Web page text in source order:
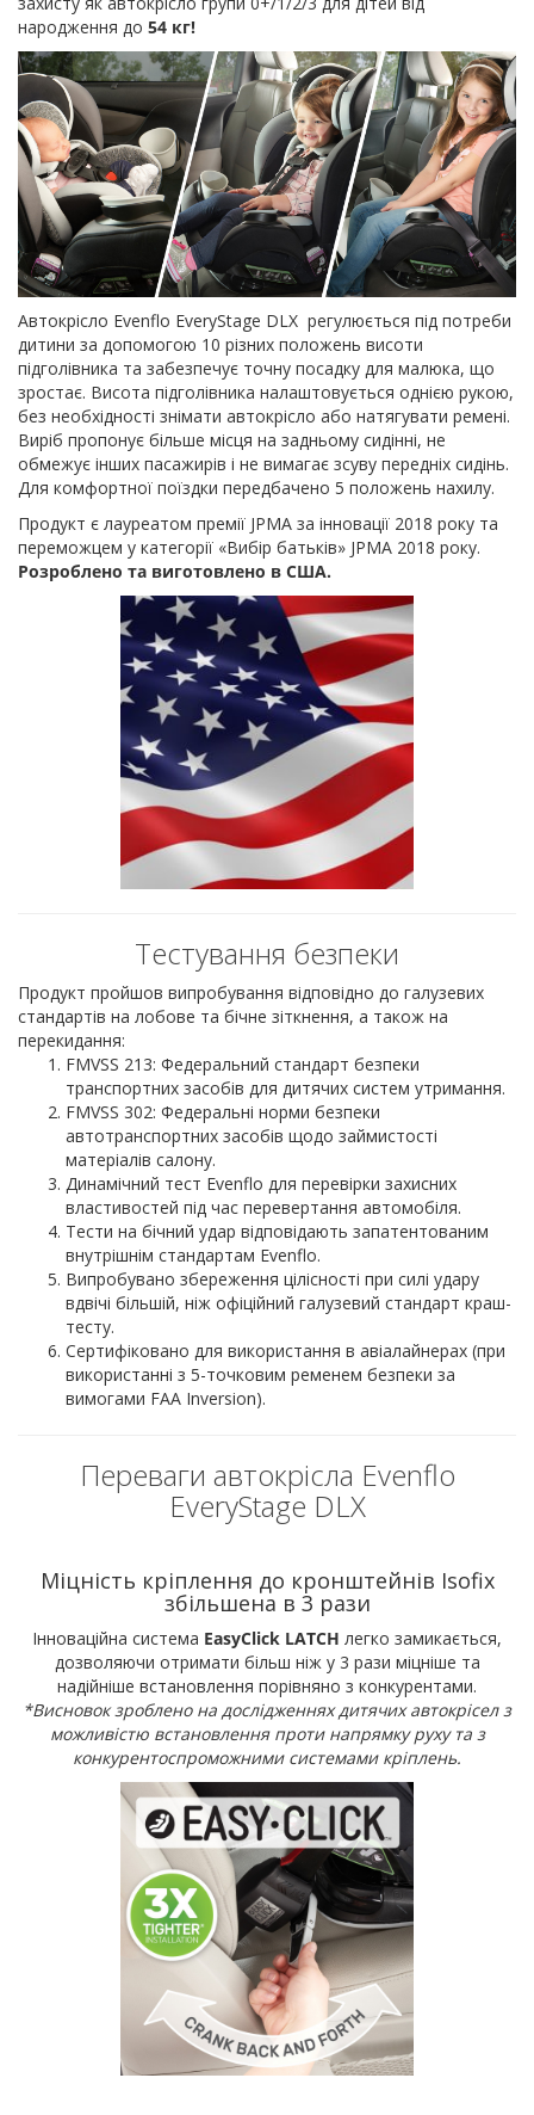
народження до 54 кг!
Автокрісло Evenflo EveryStage DLX регулюється під потреби
дитини за допомогою 10 різних положень висоти
підголівника та забезпечує точну посадку для малюка, що
зростає. Висота підголівника налаштовується однією рукою,
без необхідності знімати автокрісло або натягувати ремені.
Виріб пропонує більше місця на задньому сидінні, не
обмежує інших пасажирів і не вимагає зсуву передніх сидінь.
Для комфортної поїздки передбачено 5 положень нахилу.
Продукт є лауреатом премії JPMA за інновації 2018 року та
переможцем у категорії «Вибір батьків» JPMA 2018 року.
Розроблено та виготовлено в США.
Тестування безпеки
Продукт пройшов випробування відповідно до галузевих
стандартів на лобове та бічне зіткнення, а також на
перекидання:
FMVSS 213: Федеральний стандарт безпеки
транспортних засобів для дитячих систем утримання.
FMVSS 302: Федеральні норми безпеки
автотранспортних засобів щодо займистості
матеріалів салону.
Динамічний тест Evenflo для перевірки захисних
властивостей під час перевертання автомобіля.
Тести на бічний удар відповідають запатентованим
внутрішнім стандартам Evenflo.
Випробувано збереження цілісності при силі удару
вдвічі більшій, ніж офіційний галузевий стандарт краш-
тесту.
Сертифіковано для використання в авіалайнерах (при
використанні з 5-точковим ременем безпеки за
вимогами FAA Inversion).
Переваги автокрісла Evenflo
EveryStage DLX
Міцність кріплення до кронштейнів Isofix
збільшена в 3 рази
Інноваційна система EasyClick LATCH легко замикається,
дозволяючи отримати більш ніж у 3 рази міцніше та
надійніше встановлення порівняно з конкурентами.
*Висновок зроблено на дослідженнях дитячих автокрісел з
можливістю встановлення проти напрямку руху та з
конкурентоспроможними системами кріплень.